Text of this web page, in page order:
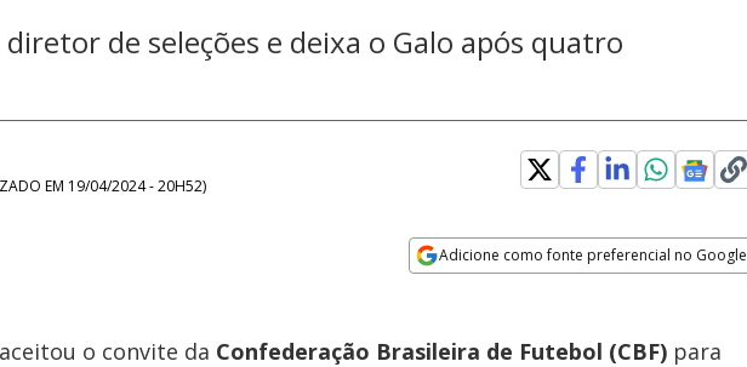
de seleções e deixa o Galo após quatro
EM 19/04/2024 - 20H52)
Adicione como fonte preferencial no Google
aceitou o convite da Confederação Brasileira de Futebol (CBF) para